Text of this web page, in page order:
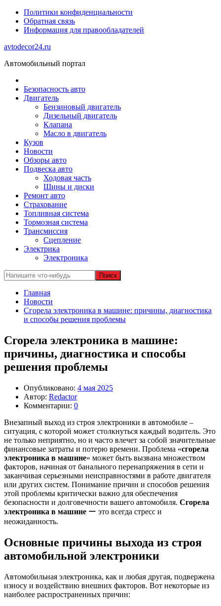
Политики конфиденциальности
Обратная связь
Информация для правообладателей
avtodecor24.ru
Автомобильный портал
Безопасность авто
Двигатель
Бензиновый двигатель
Дизельный двигатель
Клапана
Масло в двигатель
Кузов
Новости
Обзоры авто
Подвеска авто
Ходовая часть
Шины и диски
Ремонт авто
Страхование
Топливная система
Тормозная система
Трансмиссия
Сцепление
Электрика
Электроника
Главная
Новости
Сгорела электроника в машине: причины, диагностика
и способы решения проблемы
Сгорела электроника в машине:
причины, диагностика и способы
решения проблемы
Опубликовано: 4 мая 2025
Автор: Redactor
Комментарии: 0
Внезапный выход из строя электроники в автомобиле –
ситуация, с которой может столкнуться каждый водитель. Это
не только неприятно, но и часто влечет за собой значительные
финансовые затраты и потерю времени. Проблема «сгорела
электроника в машине» может быть вызвана множеством
факторов, начиная от банального перенапряжения в сети и
заканчивая серьезными неисправностями в работе двигателя
или других систем. Понимание причин и способов решения
этой проблемы критически важно для обеспечения
безопасности и долговечности вашего автомобиля. Сгорела
электроника в машине ー это всегда стресс и
неожиданность.
Основные причины выхода из строя
автомобильной электроники
Автомобильная электроника, как и любая другая, подвержена
износу и воздействию внешних факторов. Вот некоторые из
наиболее распространенных причин: